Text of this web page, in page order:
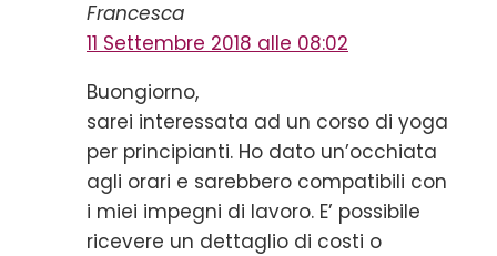
Francesca
11 Settembre 2018 alle 08:02
Buongiorno,
sarei interessata ad un corso di yoga
per principianti. Ho dato un’occhiata
agli orari e sarebbero compatibili con
i miei impegni di lavoro. E’ possibile
ricevere un dettaglio di costi o